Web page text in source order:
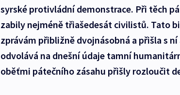
syrské protivládní demonstrace. Při těch
zabily nejméně třiašedesát civilistů. Tato
zprávám přibližně dvojnásobná a přišla s
odvolává na dnešní údaje tamní
oběťmi pátečního zásahu přišly rozloučit